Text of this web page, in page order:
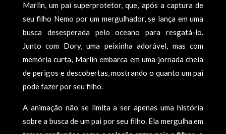
Marlin, um pai superprotetor, que, após a captura de
seu filho Nemo por um mergulhador, se lança em uma
busca desesperada pelo oceano para resgatá-lo.
Junto com Dory, uma peixinha adorável, mas com
memória curta, Marlin embarca em uma jornada cheia
de perigos e descobertas, mostrando o quanto um pai
pode fazer por seu filho.
A animação não se limita a ser apenas uma história
sobre a busca de um pai por seu filho. Ela mergulha em